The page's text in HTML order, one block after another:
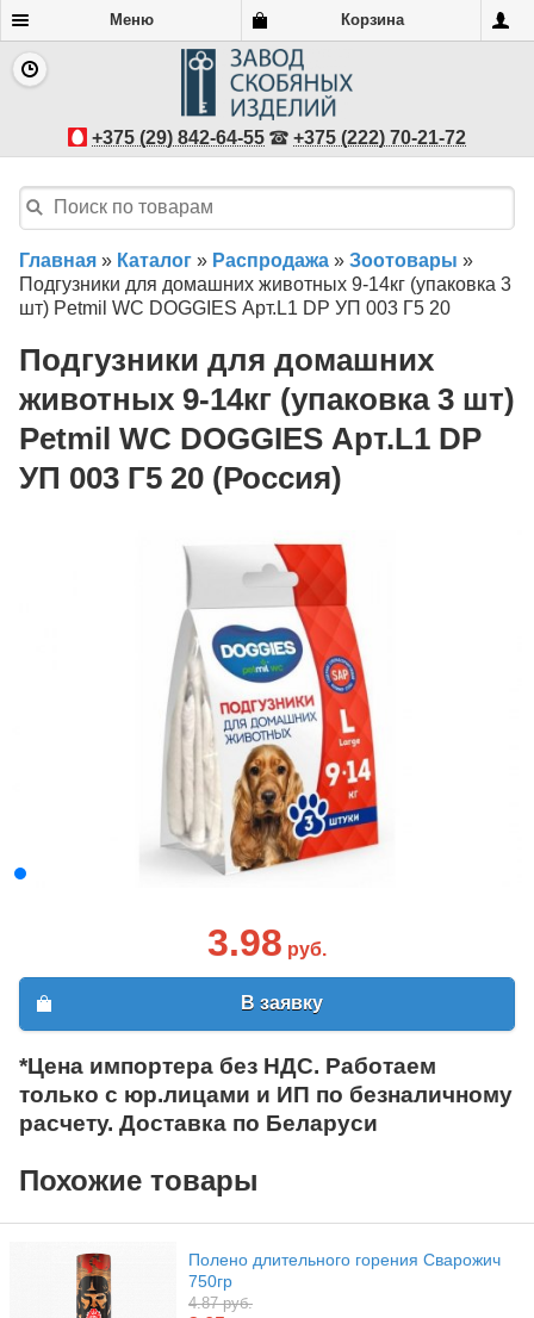
Меню Корзина
+375 (29) 842-64-55 +375 (222) 70-21-72
Главная » Каталог » Распродажа » Зоотовары »
Подгузники для домашних животных 9-14кг (упаковка 3
шт) Petmil WC DOGGIES Арт.L1 DP УП 003 Г5 20
Подгузники для домашних
животных 9-14кг (упаковка 3 шт)
Petmil WC DOGGIES Арт.L1 DP
УП 003 Г5 20 (Россия)
3.98 руб.
В заявку
*Цена импортера без НДС. Работаем
только с юр.лицами и ИП по безналичному
расчету. Доставка по Беларуси
Похожие товары
Полено длительного горения Сварожич
750гр
4.87 руб.